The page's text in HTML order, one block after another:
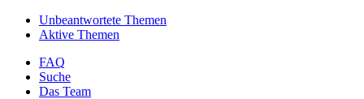
Unbeantwortete Themen
Aktive Themen
FAQ
Suche
Das Team